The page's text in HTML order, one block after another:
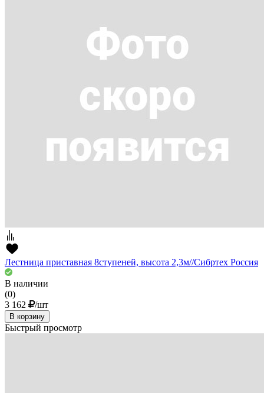
Лестница приставная 8ступеней, высота 2,3м//Сибртех Россия
В наличии
(0)
3 162
/шт
В корзину
Быстрый просмотр